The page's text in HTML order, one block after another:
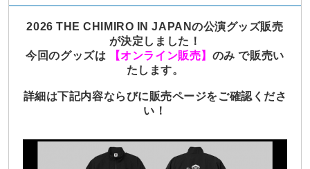
2026 THE CHIMIRO IN JAPANの公演グッズ販売
が決定しました！
今回のグッズは
【オンライン販売】 のみ で販売い
たします。
詳細は下記内容ならびに販売ページをご確認くださ
い！